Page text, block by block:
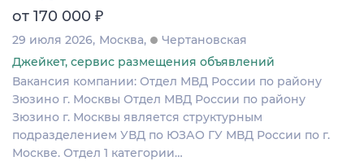
от 170 000 ₽
29 июля 2026 Москва
Чертановская
Джейкет, сервис размещения объявлений
Вакансия компании: Отдел МВД России по району
Зюзино г. Москвы Отдел МВД России по району
Зюзино г. Москвы является структурным
подразделением УВД по ЮЗАО ГУ МВД России по г.
Москве. Отдел 1 категории…